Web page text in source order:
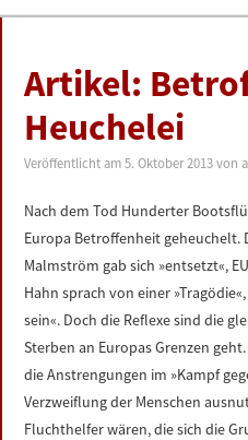
BUNDESTAG
PRESSE
ZUR PERSON
LINKS
DATENSCHUTZERKLÄRUNG
IMPRESSUM
Artikel:
Heuchelei
Veröffentlicht am5. Oktober 2013 von
Nach dem Tod Hunderter
Europa Betroffenheit geheuchelt.
Malmström gab sich »entsetzt«,
Hahn sprach von einer
sein«. Doch die Reflexe sind die
Sterben an Europas Grenzen
die Anstrengungen im »Kampf
Verzweiflung der Menschen
Fluchthelfer wären, die sich die